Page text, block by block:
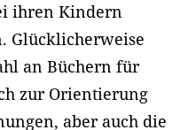
ihren Kindern
Glücklicherweise
an Büchern für
zur Orientierung
aber auch die